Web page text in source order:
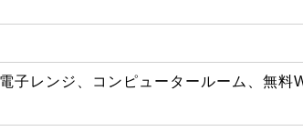
子レンジ、コンピュータールーム、無